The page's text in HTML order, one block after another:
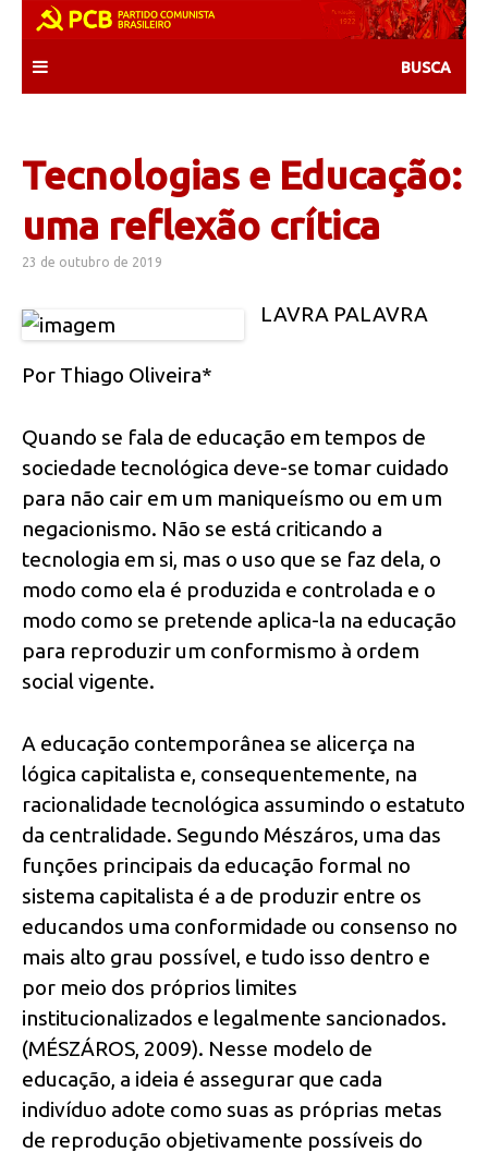
content
Tecnologias e Educação:
uma reflexão crítica
23 de outubro de 2019
LAVRA PALAVRA
Por Thiago Oliveira*
Quando se fala de educação em tempos de
sociedade tecnológica deve-se tomar cuidado
para não cair em um maniqueísmo ou em um
negacionismo. Não se está criticando a
tecnologia em si, mas o uso que se faz dela, o
modo como ela é produzida e controlada e o
modo como se pretende aplica-la na educação
para reproduzir um conformismo à ordem
social vigente.
A educação contemporânea se alicerça na
lógica capitalista e, consequentemente, na
racionalidade tecnológica assumindo o estatuto
da centralidade. Segundo Mészáros, uma das
funções principais da educação formal no
sistema capitalista é a de produzir entre os
educandos uma conformidade ou consenso no
mais alto grau possível, e tudo isso dentro e
por meio dos próprios limites
institucionalizados e legalmente sancionados.
(MÉSZÁROS, 2009). Nesse modelo de
educação, a ideia é assegurar que cada
indivíduo adote como suas as próprias metas
de reprodução objetivamente possíveis do